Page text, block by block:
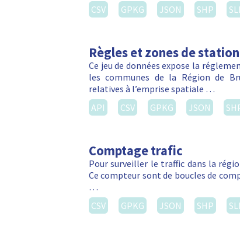
CSV
GPKG JSON SHP
Règles et zones de
Ce jeu de données expose la
les communes de la Région de
relatives à l’emprise spatiale …
API
CSV GPKG JSON
Comptage trafic
Pour surveiller le traffic dans la
Ce compteur sont de boucles de
…
CSV
GPKG JSON SHP